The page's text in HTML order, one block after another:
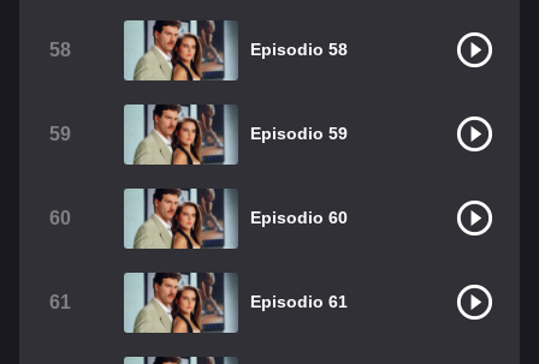
58 Episodio 58
59 Episodio 59
60 Episodio 60
61 Episodio 61